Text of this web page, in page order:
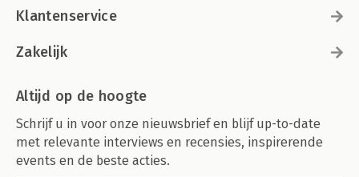
Klantenservice
Zakelijk
Altijd op de hoogte
Schrijf u in voor onze nieuwsbrief en blijf up-to-date
met relevante interviews en recensies, inspirerende
events en de beste acties.